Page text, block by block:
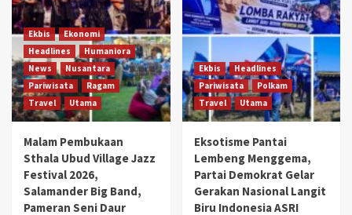
Ekbis
Ekonomi
Headlines
Humaniora
News
Nusantara
Pariwisata
Ragam
Travel
Utama
Malam Pembukaan
Sthala Ubud Village Jazz
Festival 2026,
Salamander Big Band,
Pameran Seni Daur
Ekbis
Headlines
Pariwisata
Polkam
Travel
Utama
Eksotisme Pantai
Lembeng Menggema,
Partai Demokrat Gelar
Gerakan Nasional Langit
Biru Indonesia ASRI